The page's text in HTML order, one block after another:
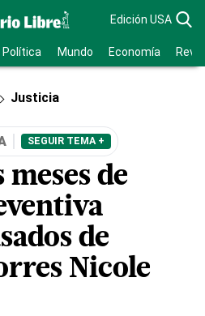
Edición USA
Política Mundo Economía
Justicia
SEGUIR TEMA +
de
de
Nicole